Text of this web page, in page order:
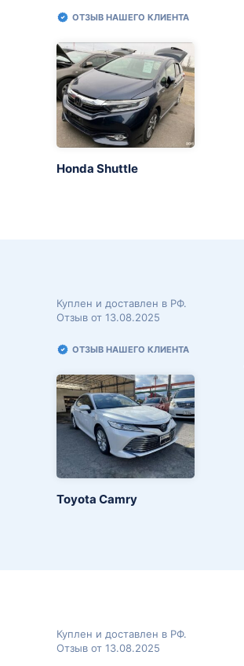
ОТЗЫВ НАШЕГО КЛИЕНТА
Honda Shuttle
Куплен и доставлен в РФ.
Отзыв от 13.08.2025
ОТЗЫВ НАШЕГО КЛИЕНТА
Toyota Camry
Куплен и доставлен в РФ.
Отзыв от 13.08.2025